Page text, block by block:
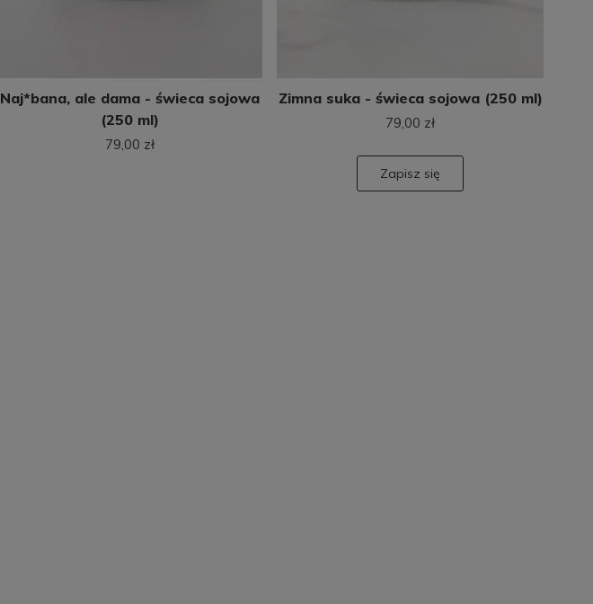
Naj*bana, ale dama - świeca sojowa
(250 ml)
79,00 zł
Zimna suka - świeca sojowa (250 ml)
79,00 zł
Zapisz się